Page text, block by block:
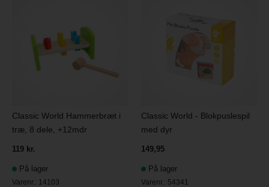
Classic World Hammerbræt i
træ, 8 dele, +12mdr
119 kr.
På lager
Varenr.: 14103
Classic World - Blokpuslespil
med dyr
149,95
På lager
Varenr.: 54341